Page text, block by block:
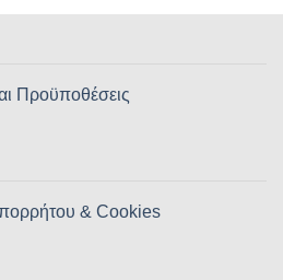
Προϋποθέσεις
& Cookies